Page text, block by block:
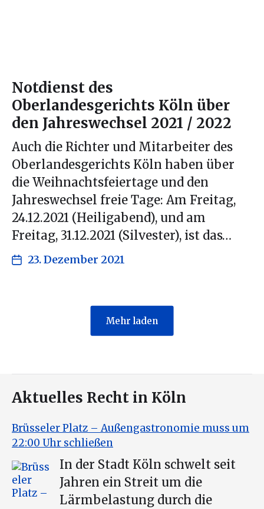
Notdienst des
Oberlandesgerichts Köln über
den Jahreswechsel 2021 / 2022
Auch die Richter und Mitarbeiter des
Oberlandesgerichts Köln haben über
die Weihnachtsfeiertage und den
Jahreswechsel freie Tage: Am Freitag,
24.12.2021 (Heiligabend), und am
Freitag, 31.12.2021 (Silvester), ist das…
23. Dezember 2021
Mehr laden
Aktuelles Recht in Köln
Brüsseler Platz – Außengastronomie muss um
22:00 Uhr schließen
In der Stadt Köln schwelt seit
Jahren ein Streit um die
Lärmbelastung durch die